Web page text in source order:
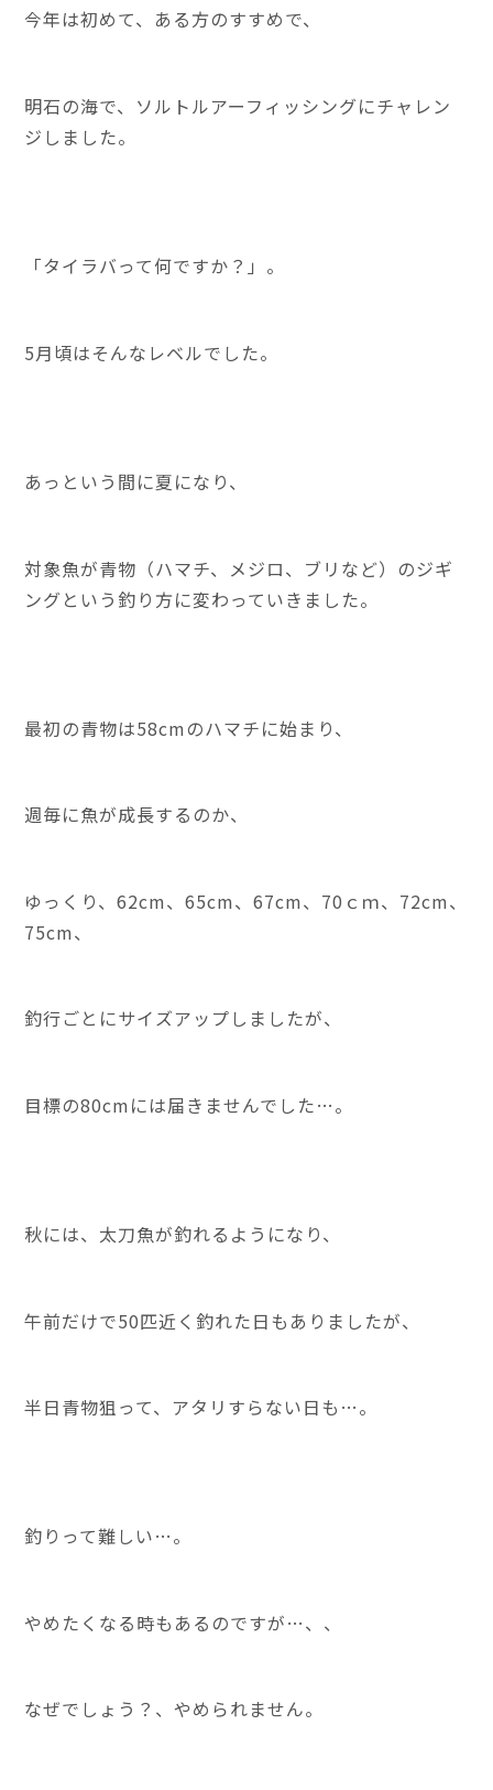
今年は初めて、ある方のすすめで、
明石の海で、ソルトルアーフィッシングにチャレン
ジしました。
「タイラバって何ですか？」。
5月頃はそんなレベルでした。
あっという間に夏になり、
対象魚が青物（ハマチ、メジロ、ブリなど）のジギ
ングという釣り方に変わっていきました。
最初の青物は58cmのハマチに始まり、
週毎に魚が成長するのか、
ゆっくり、62cm、65cm、67cm、70ｃｍ、72cm、
75cm、
釣行ごとにサイズアップしましたが、
目標の80cmには届きませんでした…。
秋には、太刀魚が釣れるようになり、
午前だけで50匹近く釣れた日もありましたが、
半日青物狙って、アタリすらない日も…。
釣りって難しい…。
やめたくなる時もあるのですが…、、
なぜでしょう？、やめられません。